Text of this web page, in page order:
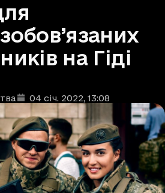
на Гіді
: 04 січ. 2022, 13:08